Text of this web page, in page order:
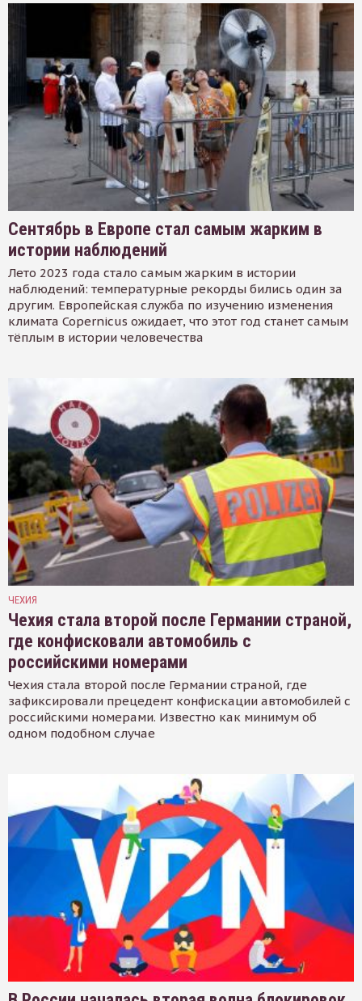
Сентябрь в Европе стал самым жарким в
истории наблюдений
Лето 2023 года стало самым жарким в истории
наблюдений: температурные рекорды бились один за
другим. Европейская служба по изучению изменения
климата Copernicus ожидает, что этот год станет самым
тёплым в истории человечества
ЧЕХИЯ
Чехия стала второй после Германии страной,
где конфисковали автомобиль с
российскими номерами
Чехия стала второй после Германии страной, где
зафиксировали прецедент конфискации автомобилей с
российскими номерами. Известно как минимум об
одном подобном случае